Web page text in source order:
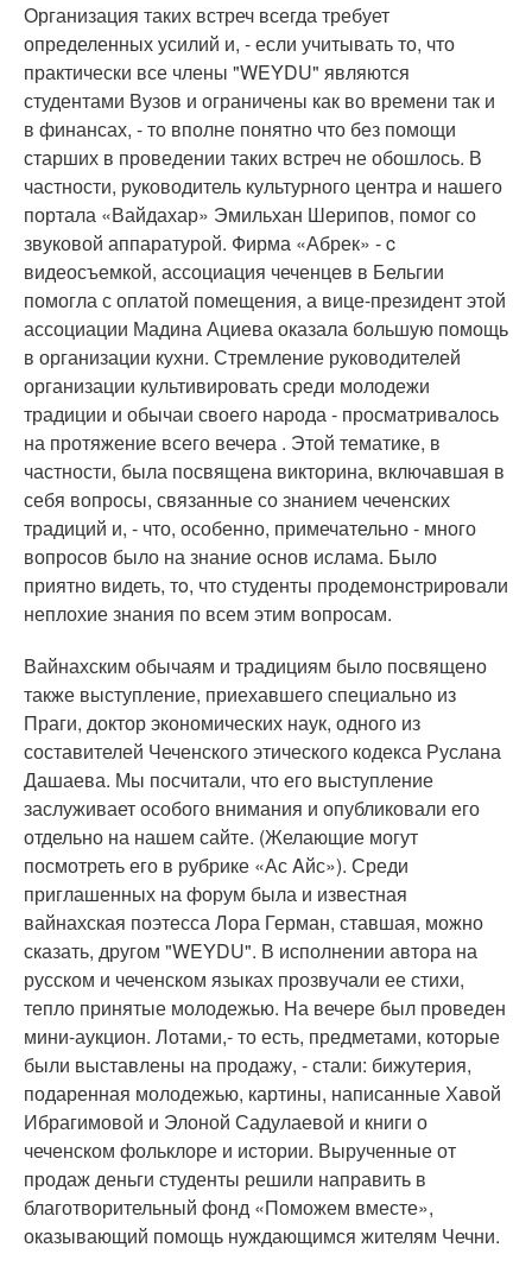
Организация таких встреч всегда требует
определенных усилий и, - если учитывать то, что
практически все члены "WEYDU" являются
студентами Вузов и ограничены как во времени так и
в финансах, - то вполне понятно что без помощи
старших в проведении таких встреч не обошлось. В
частности, руководитель культурного центра и нашего
портала «Вайдахар» Эмильхан Шерипов, помог со
звуковой аппаратурой. Фирма «Абрек» - c
видеосъемкой, ассоциация чеченцев в Бельгии
помогла с оплатой помещения, а вице-президент этой
ассоциации Мадина Ациева оказала большую помощь
в организации кухни. Стремление руководителей
организации культивировать среди молодежи
традиции и обычаи своего народа - просматривалось
на протяжение всего вечера . Этой тематике, в
частности, была посвящена викторина, включавшая в
себя вопросы, связанные со знанием чеченских
традиций и, - что, особенно, примечательно - много
вопросов было на знание основ ислама. Было
приятно видеть, тo, что студенты продемонстрировали
неплохие знания по всем этим вопросам.
Вайнахским обычаям и традициям было посвящено
также выступление, приехавшего специально из
Праги, доктор экономических наук, одного из
составителей Чеченского этического кодекса Руслана
Дашаева. Мы посчитали, что его выступление
заслуживает особого внимания и опубликовали его
отдельно на нашем сайте. (Желающие могут
посмотреть его в рубрике «Ас Aйс»). Среди
приглашенных на форум была и известная
вайнахская поэтесса Лора Герман, ставшая, можно
сказать, другом "WEYDU". В исполнении автора на
русском и чеченском языках прозвучали ее стихи,
тепло принятые молодежью. На вечере был проведен
мини-аукцион. Лотами,- то есть, предметами, которые
были выставлены на продажу, - стали: бижутерия,
подаренная молодежью, картины, написанные Хавой
Ибрагимовой и Элоной Садулаевой и книги о
чеченском фольклоре и истории. Вырученные от
продаж деньги студенты решили направить в
благотворительный фонд «Поможем вместе»,
оказывающий помощь нуждающимся жителям Чечни.